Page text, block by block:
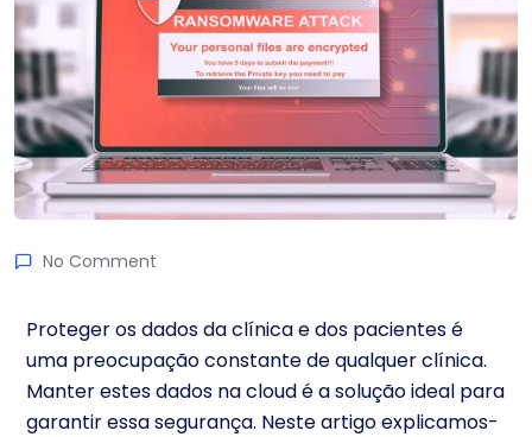
No Comment
Proteger os dados da clínica e dos pacientes é
uma preocupação constante de qualquer clínica.
Manter estes dados na cloud é a solução ideal para
garantir essa segurança. Neste artigo explicamos-